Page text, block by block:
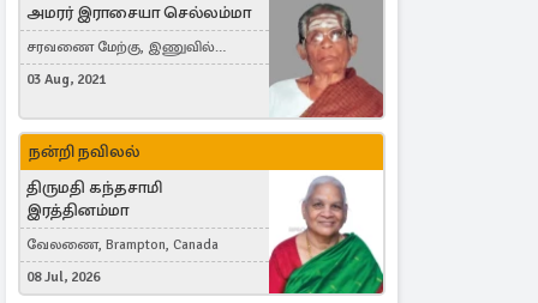
அமரர் இராசையா செல்லம்மா
சரவணை மேற்கு, இணுவில்
கிழக்கு
03 Aug, 2021
நன்றி நவிலல்
திருமதி கந்தசாமி
இரத்தினம்மா
வேலணை, Brampton, Canada
08 Jul, 2026